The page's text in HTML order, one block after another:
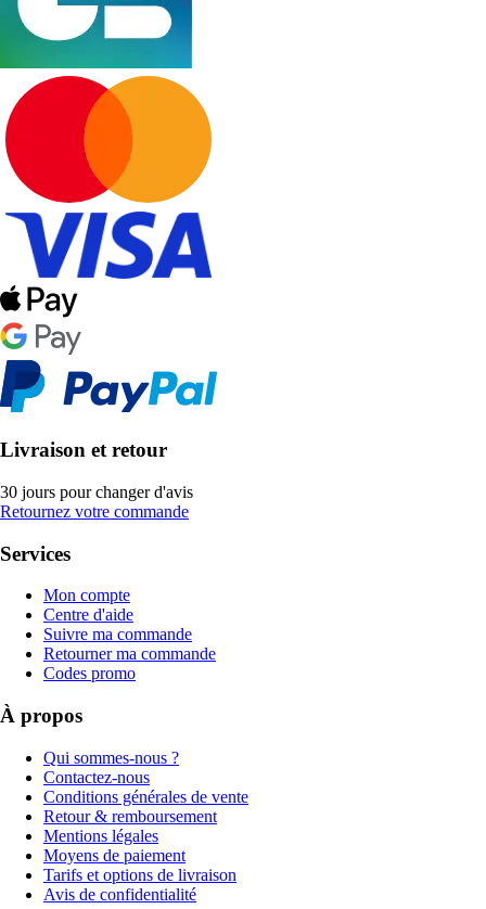
Livraison et retour
30 jours pour changer d'avis
Retournez votre commande
Services
Mon compte
Centre d'aide
Suivre ma commande
Retourner ma commande
Codes promo
À propos
Qui sommes-nous ?
Contactez-nous
Conditions générales de vente
Retour & remboursement
Mentions légales
Moyens de paiement
Tarifs et options de livraison
Avis de confidentialité